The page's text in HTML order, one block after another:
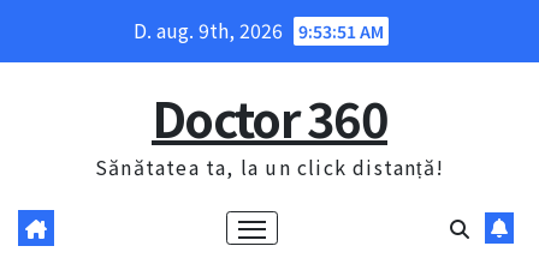
D. aug. 9th, 2026 9:53:52 AM
Doctor 360
Sănătatea ta, la un click distanță!